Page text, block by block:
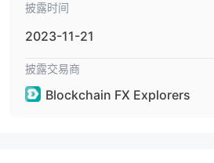
披露时间
2023-11-21
披露交易商
Blockchain FX Explorers